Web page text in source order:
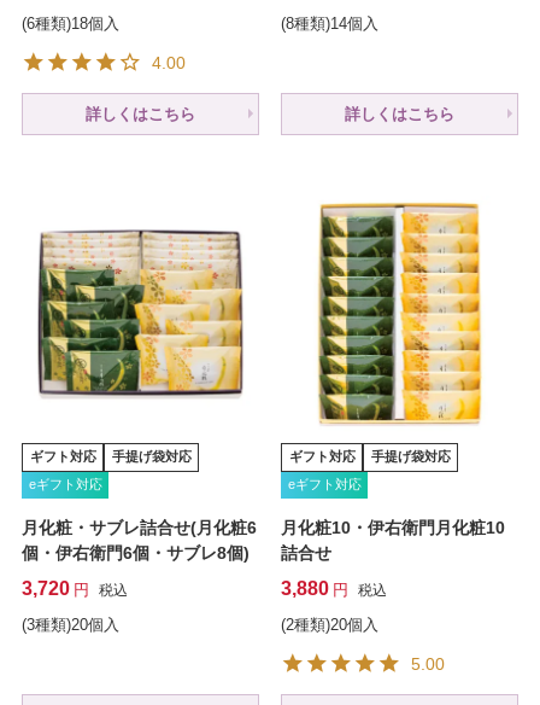
(6種類)18個入
4.00
詳しくはこちら
(8種類)14個入
詳しくはこちら
ギフト対応
手提げ袋対応
eギフト対応
月化粧・サブレ詰合せ(月化粧6
個・伊右衛門6個・サブレ8個)
3,720 税込
(3種類)20個入
ギフト対応
手提げ袋対応
eギフト対応
月化粧10・伊右衛門月化粧10
詰合せ
3,880 税込
(2種類)20個入
5.00